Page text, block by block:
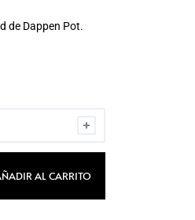
de Dappen Pot.
AL CARRITO